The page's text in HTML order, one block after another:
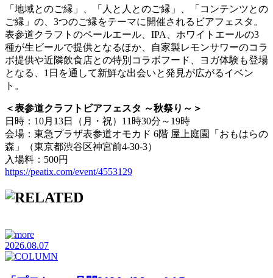
「地域とのご縁」、「人と人とのご縁」、「コンテンツとの
ご縁」の、3つのご縁をテーマに開催されるビアフェスタ。
表参道クラフトのペールエール、IPA、ホワイトエールの3
種が生ビールで提供となるほか、自家製レモンサワーのコラ
ボ提供や近隣飲食店との特別コラボフード、ヨガ体験も登場
となる、1日を通して新鮮な出会いと発見が広がるイベン
ト。
＜表参道クラフトビアフェスタ ～秋祭り～＞
日時：10月13日（月・祝）11時30分～19時
会場：東急プラザ表参道オモカド 6階 屋上庭園「おもはらの
森」（東京都渋谷区神宮前4-30-3）
入場料：500円
https://peatix.com/event/4553129
2026.08.07